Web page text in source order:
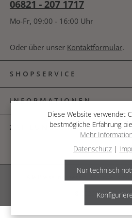
06821 - 207 1717
Mo-Fr, 09:00 - 16:00 Uhr
Oder über unser Kontaktformular.
SHOPSERVICE
INFORMATIONEN
ZAHLUNGSARTEN
© 2026 The Garden
Diese Website verwendet
bestmögliche Erfahrung
Mehr
Datenschutz |
Nur technisch